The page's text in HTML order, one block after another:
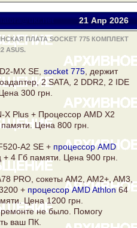
21 Апр2026
ПЛАТА SOCKET 775 КОМПЛЕКТ
ASUS.
MX SE, socket 775 , держит
2SATA , 2 DDR2 , 2 IDE
300 грн.
X Plus + Процессор AMD X2
Цена 800 грн.
A2 SE + процессор AMD
4 Гб памяти. Цена 900 грн.
PRO, сокеты AM2, AM2+, AM3,
+ процессор AMD Athlon64
Цена 1200 грн.
не было. Помогу
ваш ПК.